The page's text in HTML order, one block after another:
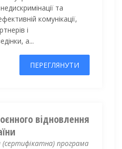
та
комунікації,
і
а...
ПЕРЕГЛЯНУТИ
відновлення
(сертифікатна) програма